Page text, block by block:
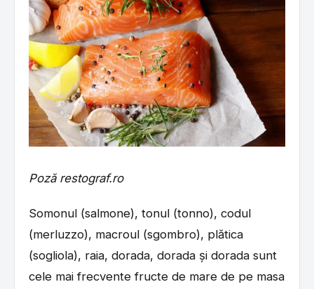
Poză restograf.ro
Somonul (salmone), tonul (tonno), codul
(merluzzo), macroul (sgombro), plătica
(sogliola), raia, dorada, dorada și dorada sunt
cele mai frecvente fructe de mare de pe masa